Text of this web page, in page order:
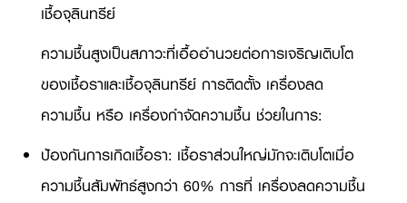
เชื้อจุลินทรีย์
ความชื้นสูงเป็นสภาวะที่เอื้ออำนวยต่อการเจริญเติบโต
ของเชื้อราและเชื้อจุลินทรีย์ การติดตั้ง เครื่องลด
ความชื้น หรือ เครื่องกำจัดความชื้น ช่วยในการ:
ป้องกันการเกิดเชื้อรา: เชื้อราส่วนใหญ่มักจะเติบโตเมื่อ
ความชื้นสัมพัทธ์สูงกว่า 60% การที่ เครื่องลดความชื้น